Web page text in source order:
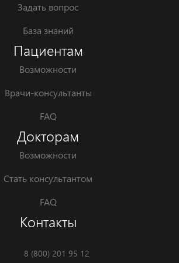
Задать вопрос
База знаний
Пациентам
Возможности
Врачи-консультанты
FAQ
Докторам
Возможности
Стать консультантом
FAQ
Контакты
8 (800) 201 95 12